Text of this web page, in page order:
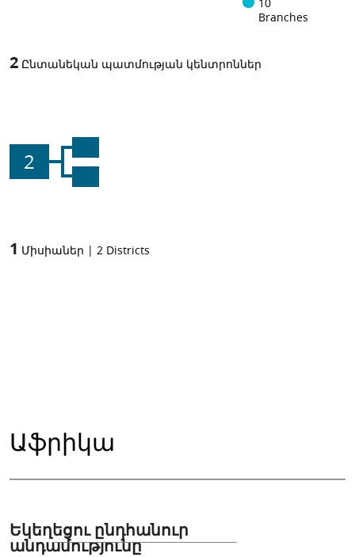
10
Branches
2 Ընտանեկան պատմության կենտրոններ
2
1 Միսիաներ | 2 Districts
Աֆրիկա
Եկեղեցու ընդհանուր
անդամությունը